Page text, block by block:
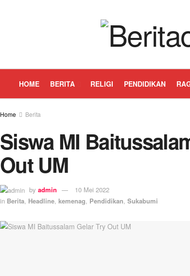
HOME BERITA RELIGI PENDIDIKAN
Home Berita
Siswa MI
Out UM
by admin
10 Mei 2022
in Berita, Headline, kemenag, Pendidikan, Sukabumi